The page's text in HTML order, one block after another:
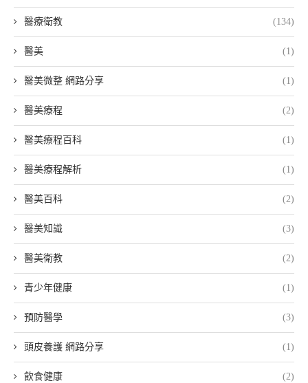
醫療衛教 (134)
醫美 (1)
醫美微整 網路分享 (1)
醫美療程 (2)
醫美療程百科 (1)
醫美療程解析 (1)
醫美百科 (2)
醫美知識 (3)
醫美衛教 (2)
青少年健康 (1)
預防醫學 (3)
頭皮養護 網路分享 (1)
飲食健康 (2)